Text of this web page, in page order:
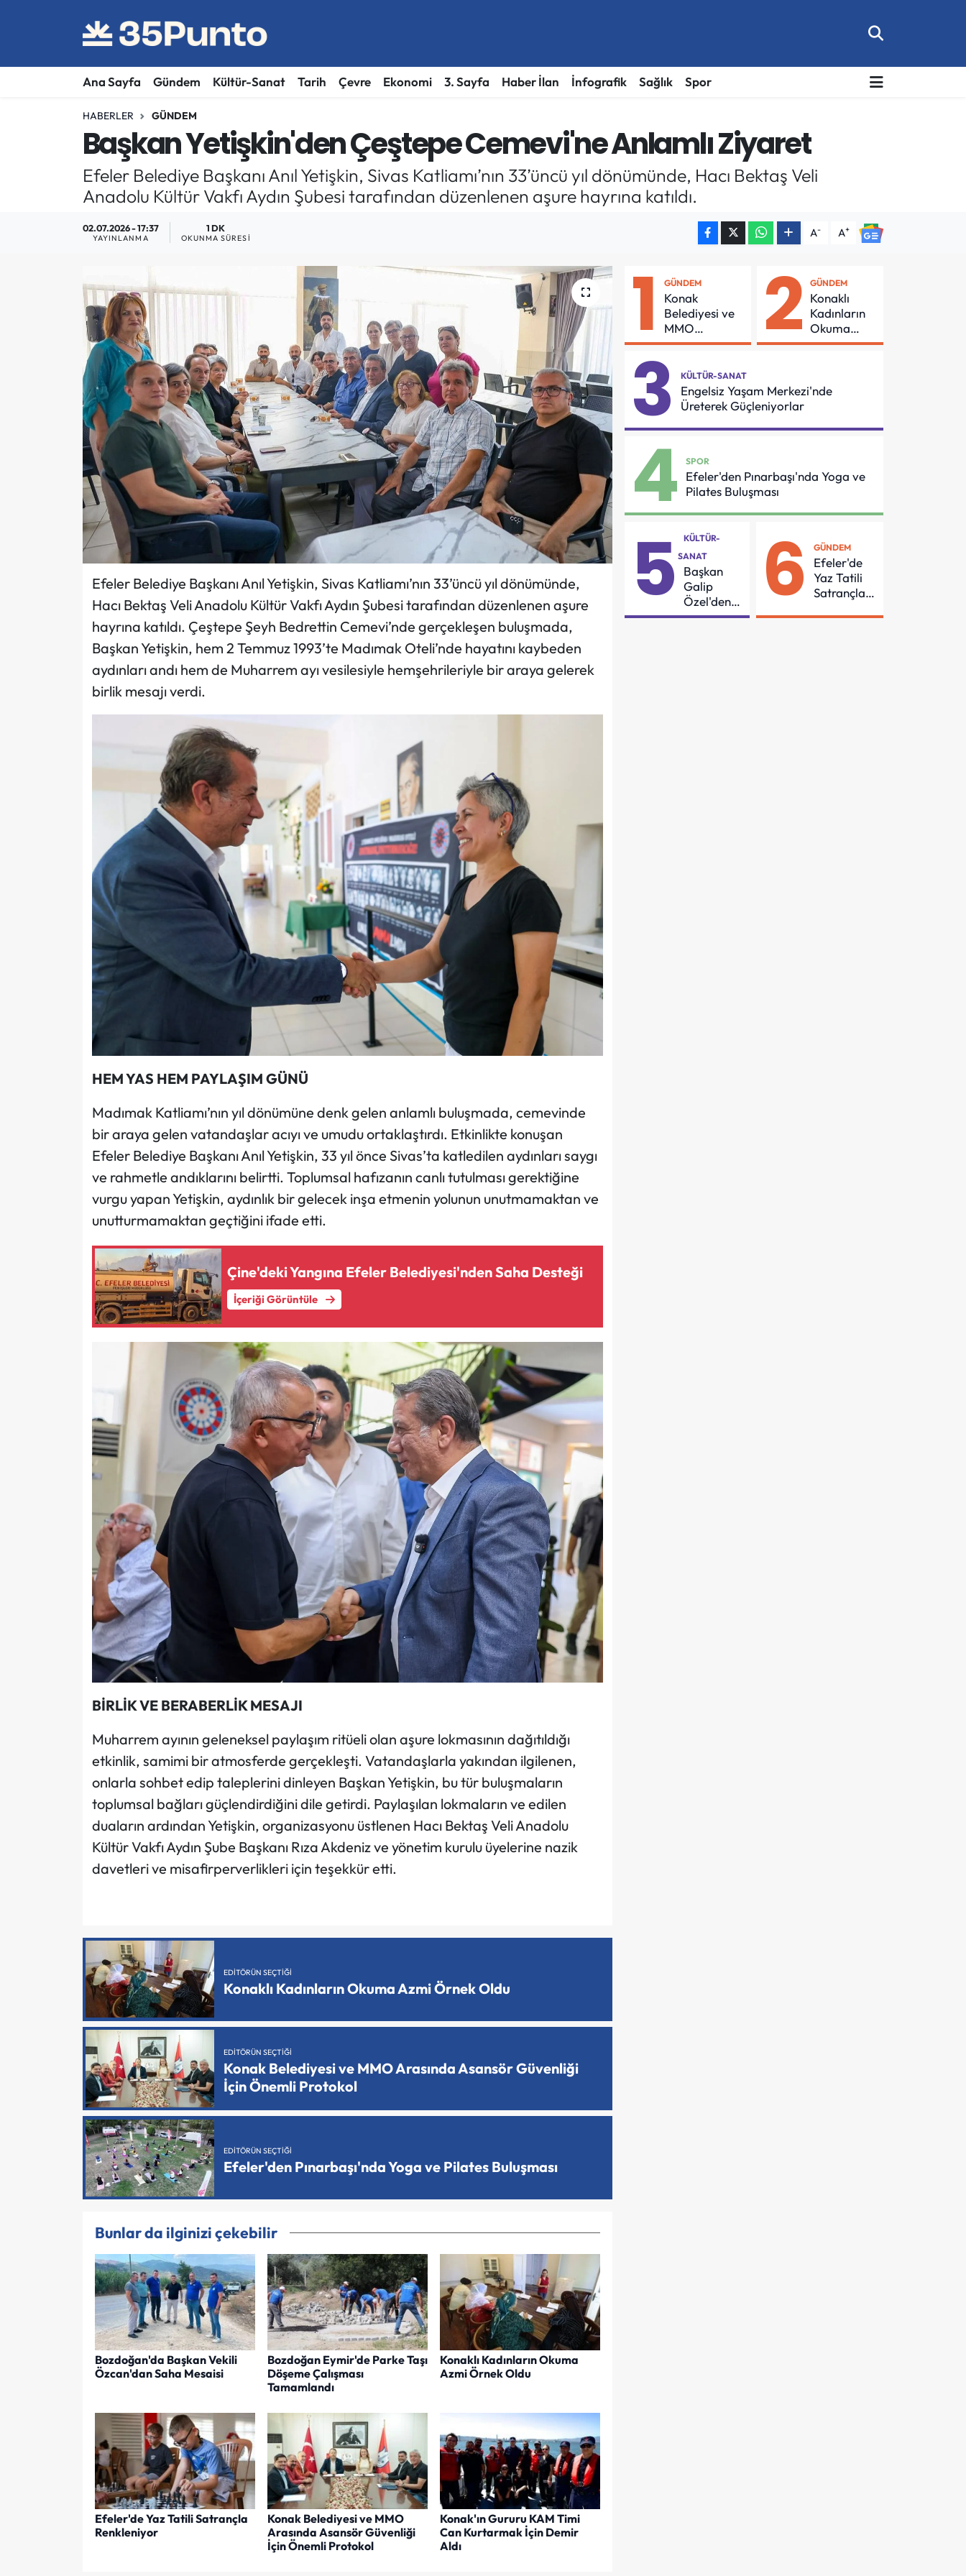
Ana Sayfa Gündem Kültür-Sanat Tarih Çevre Ekonomi 3. Sayfa Haber İlan İnfografik Sağlık Spor
HABERLER GÜNDEM
Başkan Yetişkin'den Çeştepe Cemevi'ne Anlamlı Ziyaret
Efeler Belediye Başkanı Anıl Yetişkin, Sivas Katliamı’nın 33’üncü yıl dönümünde, Hacı Bektaş Veli
Anadolu Kültür Vakfı Aydın Şubesi tarafından düzenlenen aşure hayrına katıldı.
02.07.2026 - 17:37
YAYINLANMA
1 DK
OKUNMA SÜRESI A- A+
Efeler Belediye Başkanı Anıl Yetişkin, Sivas Katliamı’nın 33’üncü yıl dönümünde,
Hacı Bektaş Veli Anadolu Kültür Vakfı Aydın Şubesi tarafından düzenlenen aşure
hayrına katıldı. Çeştepe Şeyh Bedrettin Cemevi’nde gerçekleşen buluşmada,
Başkan Yetişkin, hem 2 Temmuz 1993’te Madımak Oteli’nde hayatını kaybeden
aydınları andı hem de Muharrem ayı vesilesiyle hemşehrileriyle bir araya gelerek
birlik mesajı verdi.
HEM YAS HEM PAYLAŞIM GÜNÜ
Madımak Katliamı’nın yıl dönümüne denk gelen anlamlı buluşmada, cemevinde
bir araya gelen vatandaşlar acıyı ve umudu ortaklaştırdı. Etkinlikte konuşan
Efeler Belediye Başkanı Anıl Yetişkin, 33 yıl önce Sivas’ta katledilen aydınları saygı
ve rahmetle andıklarını belirtti. Toplumsal hafızanın canlı tutulması gerektiğine
vurgu yapan Yetişkin, aydınlık bir gelecek inşa etmenin yolunun unutmamaktan ve
unutturmamaktan geçtiğini ifade etti.
Çine'deki Yangına Efeler Belediyesi'nden Saha Desteği
İçeriği Görüntüle
BİRLİK VE BERABERLİK MESAJI
Muharrem ayının geleneksel paylaşım ritüeli olan aşure lokmasının dağıtıldığı
etkinlik, samimi bir atmosferde gerçekleşti. Vatandaşlarla yakından ilgilenen,
onlarla sohbet edip taleplerini dinleyen Başkan Yetişkin, bu tür buluşmaların
toplumsal bağları güçlendirdiğini dile getirdi. Paylaşılan lokmaların ve edilen
duaların ardından Yetişkin, organizasyonu üstlenen Hacı Bektaş Veli Anadolu
Kültür Vakfı Aydın Şube Başkanı Rıza Akdeniz ve yönetim kurulu üyelerine nazik
davetleri ve misafirperverlikleri için teşekkür etti.
EDITÖRÜN SEÇTIĞI
Konaklı Kadınların Okuma Azmi Örnek Oldu
EDITÖRÜN SEÇTIĞI
Konak Belediyesi ve MMO Arasında Asansör Güvenliği
İçin Önemli Protokol
EDITÖRÜN SEÇTIĞI
Efeler'den Pınarbaşı'nda Yoga ve Pilates Buluşması
Bunlar da ilginizi çekebilir
Bozdoğan'da Başkan Vekili
Özcan'dan Saha Mesaisi
Bozdoğan Eymir'de Parke Taşı
Döşeme Çalışması
Tamamlandı
Konaklı Kadınların Okuma
Azmi Örnek Oldu
Efeler'de Yaz Tatili Satrançla
Renkleniyor
Konak Belediyesi ve MMO
Arasında Asansör Güvenliği
İçin Önemli Protokol
Konak'ın Gururu KAM Timi
Can Kurtarmak İçin Demir
Aldı
1 GÜNDEM
Konak
Belediyesi ve
MMO
Arasında
Güvenliği İçin
Önemli
Protokol
2 GÜNDEM
Konaklı
Kadınların
Okuma
Azmi Örnek
3 KÜLTÜR-SANAT
Engelsiz Yaşam Merkezi'nde
Üreterek Güçleniyorlar
4 SPOR
Efeler'den Pınarbaşı'nda Yoga ve
Pilates Buluşması
5
KÜLTÜR-
SANAT
Başkan
Galip
Özel'den
55
6 GÜNDEM
Efeler'de
Yaz Tatili
Satrançla